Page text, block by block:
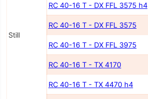
Still
RC 40-16 T - DX FFL 3575 h4
RC 40-16 T - DX FFL 3575
RC 40-16 T - DX FFL 3975
RC 40-16 T - TX 4170
RC 40-16 T - TX 4470 h4